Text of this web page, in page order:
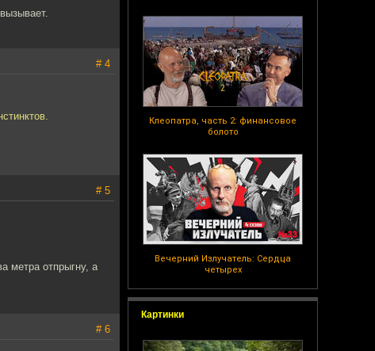
Клеопатра, часть 2: финансовое
болото
Вечерний Излучатель: Сердца
четырех
Картинки
# 4
# 5
метра отпрыгну, а
# 6